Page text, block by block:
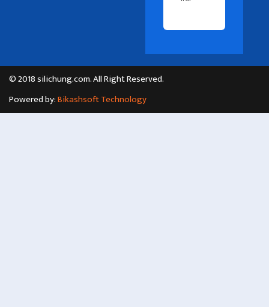
© 2018 silichung.com. All Right Reserved.
Powered by:Bikashsoft Technology